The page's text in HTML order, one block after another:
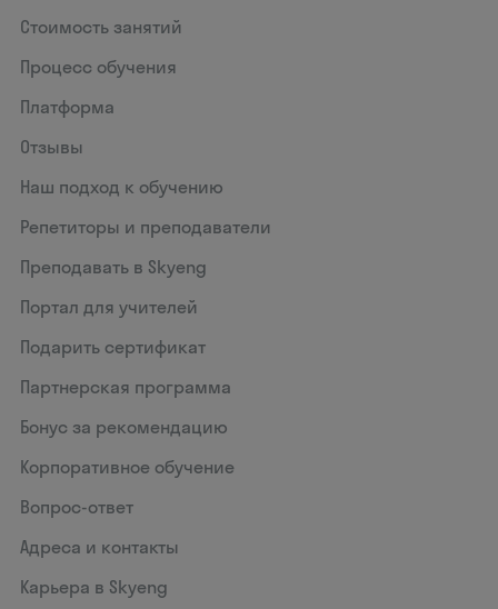
Стоимость занятий
Процесс обучения
Платформа
Отзывы
Наш подход к обучению
Репетиторы и преподаватели
Преподавать в Skyeng
Портал для учителей
Подарить сертификат
Партнерская программа
Бонус за рекомендацию
Корпоративное обучение
Вопрос-ответ
Адреса и контакты
Карьера в Skyeng